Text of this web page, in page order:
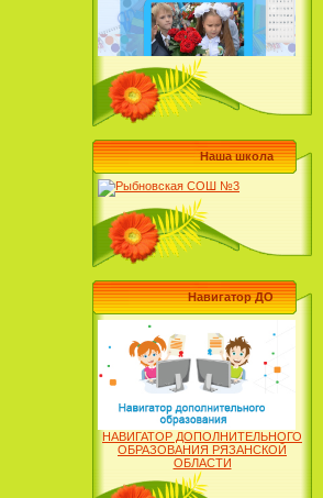
Наша школа
Навигатор ДО
НАВИГАТОР ДОПОЛНИТЕЛЬНОГО
ОБРАЗОВАНИЯ РЯЗАНСКОЙ
ОБЛАСТИ